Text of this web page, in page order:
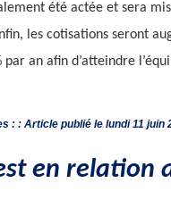
été actée et sera
les cotisations seront
par an afin d’atteindre
: : Article publié le lundi 11 juin
en relation